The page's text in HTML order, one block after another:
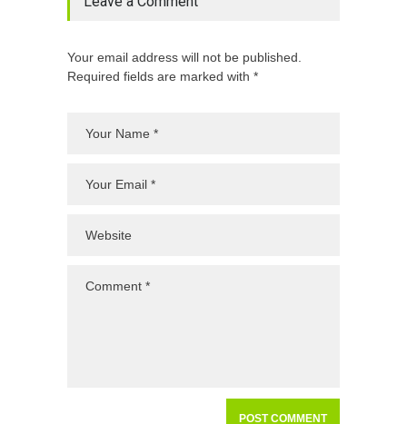
Your email address will not be published.
Required fields are marked with *